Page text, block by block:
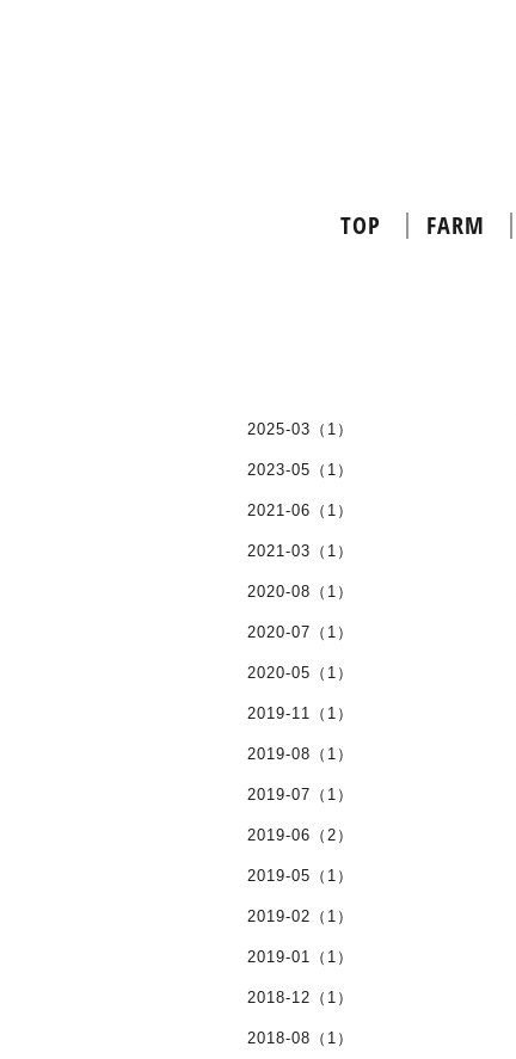
TOP FARM
2025-03（1）
2023-05（1）
2021-06（1）
2021-03（1）
2020-08（1）
2020-07（1）
2020-05（1）
2019-11（1）
2019-08（1）
2019-07（1）
2019-06（2）
2019-05（1）
2019-02（1）
2019-01（1）
2018-12（1）
2018-08（1）